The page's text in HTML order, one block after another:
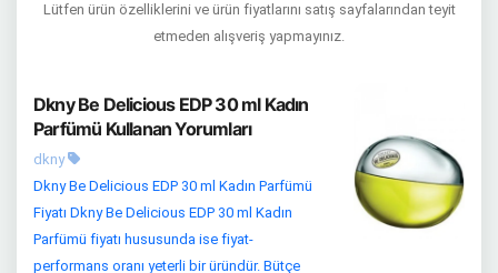
Lütfen ürün özelliklerini ve ürün fiyatlarını satış sayfalarından teyit
etmeden alışveriş yapmayınız.
Dkny Be Delicious EDP 30 ml Kadın
Parfümü Kullanan Yorumları
dkny
Dkny Be Delicious EDP 30 ml Kadın Parfümü
Fiyatı Dkny Be Delicious EDP 30 ml Kadın
Parfümü fiyatı hususunda ise fiyat-
performans oranı yeterli bir üründür. Bütçe